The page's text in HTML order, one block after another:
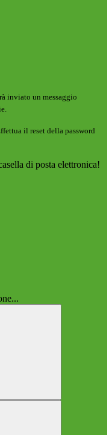
inviato un messaggio
il reset della password
di posta elettronica!